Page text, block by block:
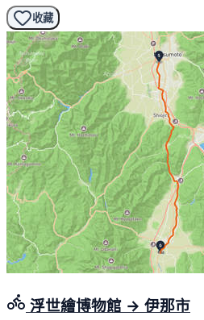
收藏
浮世繪博物館 → 伊那市